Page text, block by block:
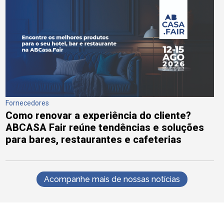
Fornecedores
Como renovar a experiência do cliente?
ABCASA Fair reúne tendências e soluções
para bares, restaurantes e cafeterias
Acompanhe mais de nossas notícias